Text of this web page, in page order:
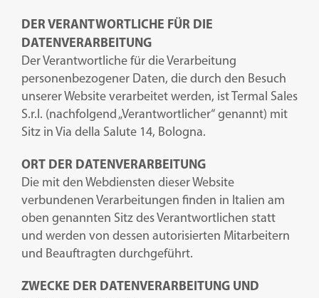
Français
DER VERANTWORTLICHE FÜR DIE
DATENVERARBEITUNG
Der Verantwortliche für die Verarbeitung
personenbezogener Daten, die durch den Besuch
unserer Website verarbeitet werden, ist Termal Sales
S.r.l. (nachfolgend „Verantwortlicher“ genannt) mit
Sitz in Via della Salute 14, Bologna.
ORT DER DATENVERARBEITUNG
Die mit den Webdiensten dieser Website
verbundenen Verarbeitungen finden in Italien am
oben genannten Sitz des Verantwortlichen statt
und werden von dessen autorisierten Mitarbeitern
und Beauftragten durchgeführt.
ZWECKE DER DATENVERARBEITUNG UND